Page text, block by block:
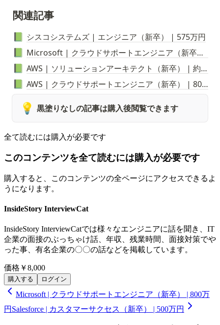
関連記事
シスコシステムズ | エンジニア（新卒） | 575万円
Microsoft | クラウドサポートエンジニア（新卒） | 800万円
AWS | ソリューションアーキテクト （新卒） | 約1000万円
AWS | クラウドサポートエンジニア（新卒） | 800万円
💡 黒塗りなしの記事は購入後閲覧できます
全て読むには購入が必要です
このコンテンツを全て読むには購入が必要です
購入すると、このコンテンツの全ページにアクセスできるよ
うになります。
InsideStory InterviewCat
InsideStory InterviewCatでは様々なエンジニアに話を聞き、IT
企業の面接のぶっちゃけ話、年収、残業時間、面接対策でや
った事、有名企業の〇〇の話などを掲載しています。
価格 ￥8,000
購入する ログイン
Microsoft | クラウドサポートエンジニア（新卒） | 800万
円 Salesforce | カスタマーサクセス（新卒） | 500万円